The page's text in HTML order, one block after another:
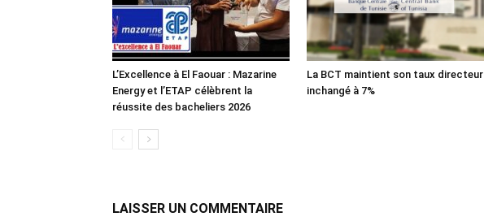
L’Excellence à El Faouar : Mazarine
Energy et l’ETAP célèbrent la
réussite des bacheliers 2026
La BCT maintient son taux directeur
inchangé à 7%
LAISSER UN COMMENTAIRE